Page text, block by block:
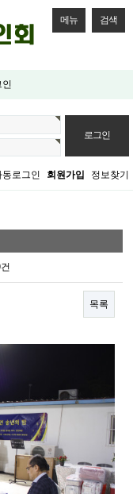
메뉴 검색
인
동로그인 회원가입 정보찾기
목록